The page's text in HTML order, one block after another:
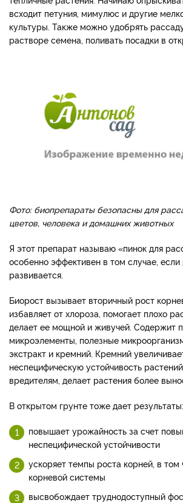
всходит петуния, мимулюс и другие
культуры. Также можно удобрять
растворе семена, поливать посадки в
Фото: биопрепараты безопасны для
цветов, человека и домашних животных
Я этот препарат называю «пинок для
особенно эффективен в том случае, если
развивается.
Биорост вызывает вторичный рост
избавляет от хлороза, помогает плохо
делает ее мощной и живучей. Содержит
микроэлементы, полезные
экстракт и кремний. Кремний
неспецифическую устойчивость
вредителям, делает растения более
В открытом грунте тоже дает результаты:
повышает урожайность за счет
неспецифической устойчивости
ускоряет темпы роста корней, в том
корневой системы
высвобождает труднодоступный